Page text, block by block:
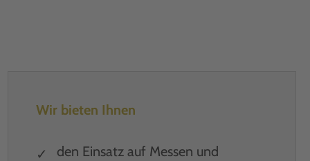
Wir bieten Ihnen
den Einsatz auf Messen und